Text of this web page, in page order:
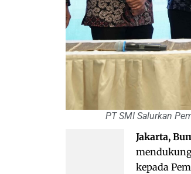
PT SMI Salurkan
Jakarta,
kepada